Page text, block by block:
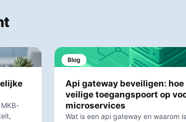
Blog
Api gateway beveiligen: hoe
veilige toegangspoort op
microservices
Wat is een api gateway en waarom